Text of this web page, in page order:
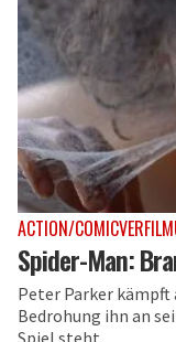
ACTION/
Spider-Man:
Peter Parker kämpft
Bedrohung ihn an